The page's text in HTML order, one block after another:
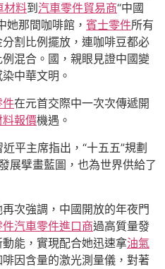
材料到 汽車零件貿易商“中國
她那間咖啡館， 賓士零件所有
割比例擺放，連咖啡豆都必
混合。國，親眼見證中國變
染中華文明。
件在元首交際中一次次傳遞開
報價機遇。
平主席指出，“十五五”規劃
展擘畫藍圖，也為世界供給了
次強調，中國開放的年夜門
件汽車零件進口商過高質量發
能，實現配合她迅速拿油氣
因含量的激光測量儀，對著